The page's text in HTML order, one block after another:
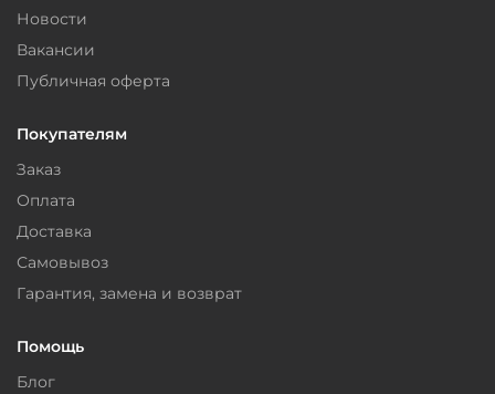
Новости
Вакансии
Публичная оферта
Покупателям
Заказ
Оплата
Доставка
Самовывоз
Гарантия, замена и возврат
Помощь
Блог